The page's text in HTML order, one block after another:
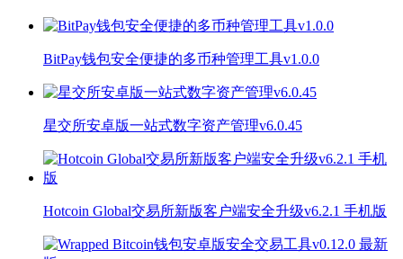
BitPay钱包安全便捷的多币种管理工具v1.0.0
星交所安卓版一站式数字资产管理v6.0.45
Hotcoin Global交易所新版客户端安全升级v6.2.1 手机版